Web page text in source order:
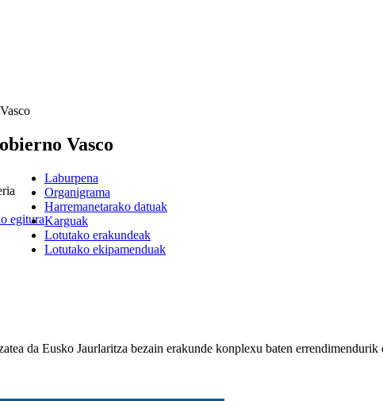
Vasco
egitura
Laburpena
Organigrama
Harremanetarako datuak
Karguak
Lotutako erakundeak
Lotutako ekipamenduak
da Eusko Jaurlaritza bezain erakunde konplexu baten